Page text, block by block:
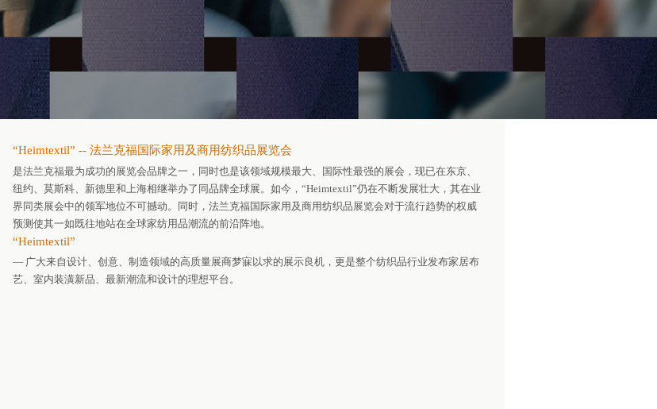
“Heimtextil” -- 法兰克福国际家用及商用纺织品展览会
是法兰克福最为成功的展览会品牌之一，同时也是该领域规模最大、国际性最强的展会，现已在东京、
纽约、莫斯科、新德里和上海相继举办了同品牌全球展。如今，“Heimtextil”仍在不断发展壮大，其在业
界同类展会中的领军地位不可撼动。同时，法兰克福国际家用及商用纺织品展览会对于流行趋势的权威
预测使其一如既往地站在全球家纺用品潮流的前沿阵地。
“Heimtextil”
— 广大来自设计、创意、制造领域的高质量展商梦寐以求的展示良机，更是整个纺织品行业发布家居布
艺、室内装潢新品、最新潮流和设计的理想平台。